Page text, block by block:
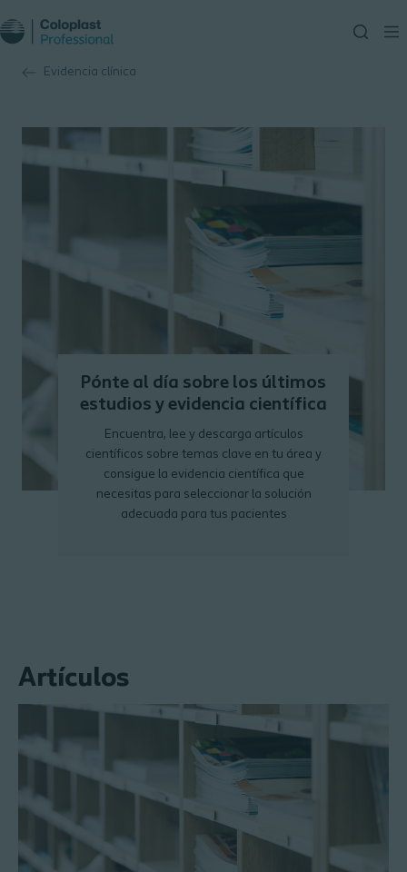
Evidencia clínica
Pónte al día sobre los últimos
estudios y evidencia científica
Encuentra, lee y descarga artículos
científicos sobre temas clave en tu área y
consigue la evidencia científica que
necesitas para seleccionar la solución
adecuada para tus pacientes
Artículos